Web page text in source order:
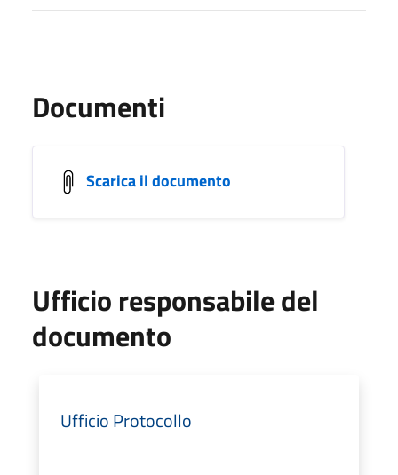
Documenti
Scarica il documento
Ufficio responsabile del
documento
Ufficio Protocollo